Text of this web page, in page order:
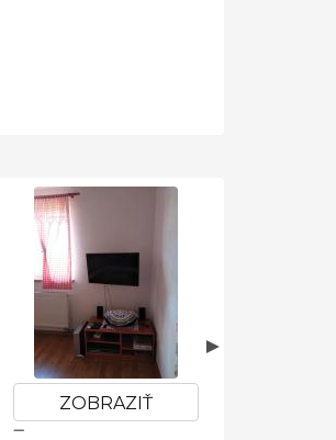
ZOBRAZIŤ